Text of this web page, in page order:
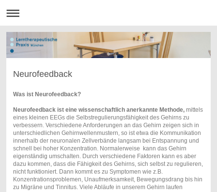
Neurofeedback
Was ist Neurofeedback?
Neurofeedback ist eine wissenschaftlich anerkannte Methode,mittels
eines kleinen EEGs die Selbstregulierungsfähigkeit des Gehirns zu
verbessern. Verschiedene Anforderungen an das Gehirn zeigen sich in
unterschiedlichen Gehirnwellenmustern, so ist etwa die Kommunikation
innerhalb der neuronalen Zellverbände langsam bei Entspannung und
schnell bei hoher Konzentration. Normalerweise kann das Gehirn
eigenständig umschalten. Durch verschiedene Faktoren kann es aber
dazu kommen, dass die Fähigkeit des Gehirns, sich selbst zu regulieren,
nicht funktioniert. Dann kommt es zu Symptomen wie z.B.
Konzentrationsproblemen, Unaufmerksamkeit, Bewegungsdrang bis hin
zu Migräne und Tinnitus. Viele Abläufe in unserem Gehirn laufen